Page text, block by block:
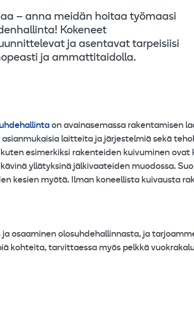
– anna meidän hoitaa työmaasi
Kokeneet
ja asentavat tarpeisiisi
ja ammattitaidolla.
on avainasemassa rakentamisen
laitteita ja järjestelmiä sekä
esimerkiksi rakenteiden kuivuminen
yllätyksinä jälkivaateiden muodossa.
kesien myötä. Ilman koneellista kuivausta
ja osaaminen olosuhdehallinnasta, ja
kohteita, tarvittaessa myös pelkkä